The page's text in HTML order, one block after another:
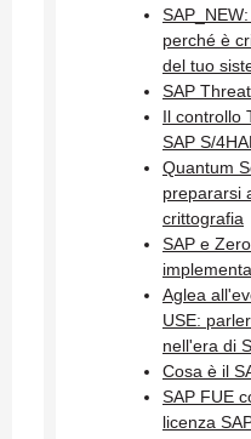
perché è
del tuo
SAP
Il controllo
SAP S/
Quantum
prepararsi
crittografia
SAP e
Aglea
USE:
nell'era di
Cosa è il
SAP FUE
licenza